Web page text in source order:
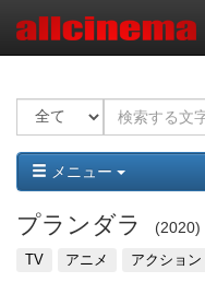
メニュー
プランダラ 2020
TV アニメ アクション